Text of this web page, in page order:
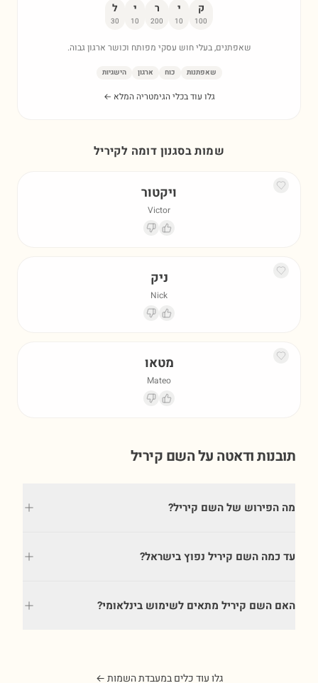
ק
100
י
10
ר
200
י
10
ל
30
שאפתנים, בעלי חוש עסקי מפותח וכושר ארגון גבוה.
שאפתנות כוח ארגון הישגיות
גלו עוד בכלי הגימטריה המלא ←
שמות בסגנון דומה לקיריל
ויקטור
Victor
ניק
Nick
מטאו
Mateo
תובנות ודאטה על השם קיריל
מה הפירוש של השם קיריל?
עד כמה השם קיריל נפוץ בישראל?
האם השם קיריל מתאים לשימוש בינלאומי?
גלו עוד כלים במעבדת השמות ←